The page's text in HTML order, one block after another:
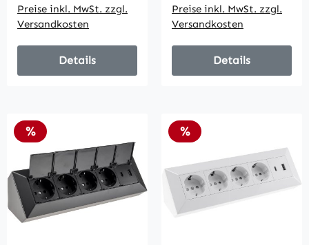
Preise inkl. MwSt. zzgl.
Versandkosten
Details
Preise inkl. MwSt. zzgl.
Versandkosten
Details
Rabatt
% Rabatt
%